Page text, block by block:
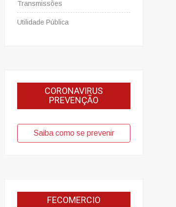
Transmissões
Utilidade Pública
CORONAVIRUS
PREVENÇÃO
Saiba como se prevenir
FECOMERCIO